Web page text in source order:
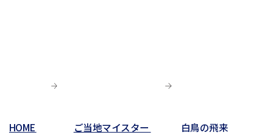
HOME ご当地マイスター 白鳥の飛来